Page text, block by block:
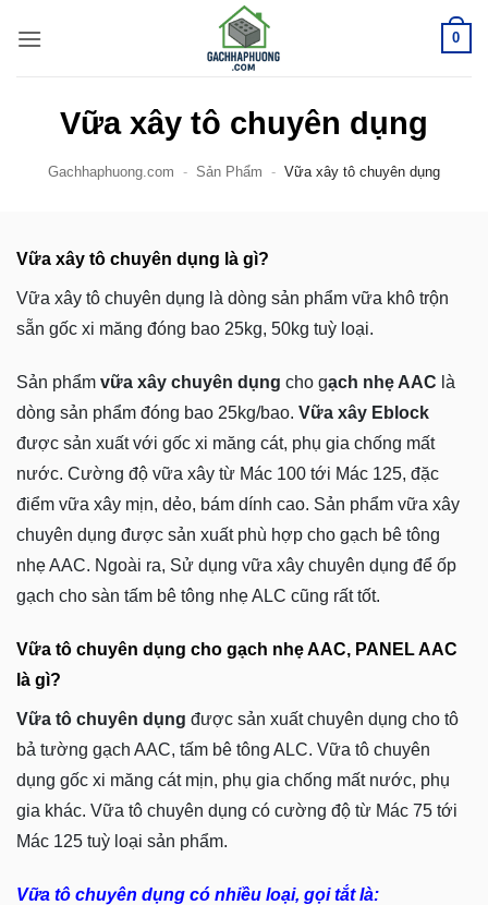
qua
0
Vữa xây tô chuyên dụng
Gachhaphuong.com - Sản Phẩm - Vữa xây tô chuyên dụng
Vữa xây tô chuyên dụng là gì?
Vữa xây tô chuyên dụng là dòng sản phẩm vữa khô trộn
sẵn gốc xi măng đóng bao 25kg, 50kg tuỳ loại.
Sản phẩm vữa xây chuyên dụng cho gạch nhẹ AAC là
dòng sản phẩm đóng bao 25kg/bao. Vữa xây Eblock
được sản xuất với gốc xi măng cát, phụ gia chống mất
nước. Cường độ vữa xây từ Mác 100 tới Mác 125, đặc
điểm vữa xây mịn, dẻo, bám dính cao. Sản phẩm vữa xây
chuyên dụng được sản xuất phù hợp cho gạch bê tông
nhẹ AAC. Ngoài ra, Sử dụng vữa xây chuyên dụng để ốp
gạch cho sàn tấm bê tông nhẹ ALC cũng rất tốt.
Vữa tô chuyên dụng cho gạch nhẹ AAC, PANEL AAC
là gì?
Vữa tô chuyên dụng được sản xuất chuyên dụng cho tô
bả tường gạch AAC, tấm bê tông ALC. Vữa tô chuyên
dụng gốc xi măng cát mịn, phụ gia chống mất nước, phụ
gia khác. Vữa tô chuyên dụng có cường độ từ Mác 75 tới
Mác 125 tuỳ loại sản phẩm.
Vữa tô chuyên dụng có nhiều loại, gọi tắt là: